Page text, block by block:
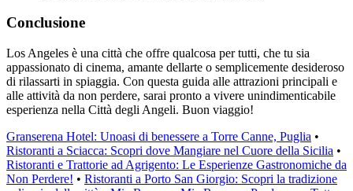
Conclusione
Los Angeles è una città che offre qualcosa per tutti, che tu sia
appassionato di cinema, amante dellarte o semplicemente desideroso
di rilassarti in spiaggia. Con questa guida alle attrazioni principali e
alle attività da non perdere, sarai pronto a vivere unindimenticabile
esperienza nella Città degli Angeli. Buon viaggio!
Granserena Hotel: Unoasi di benessere a Torre Canne, Puglia •
Ristoranti a Sciacca: Scopri dove Mangiare nel Cuore della Sicilia •
Ristoranti e Trattorie ad Agrigento: Le Esperienze Gastronomiche da
Non Perdere! • Ristoranti a Porto San Giorgio: Scopri la tradizione